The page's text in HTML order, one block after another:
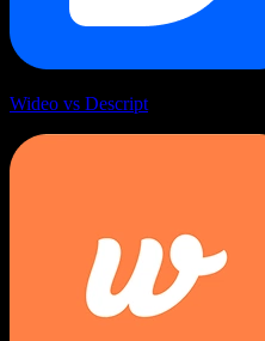
Wideo vs Descript